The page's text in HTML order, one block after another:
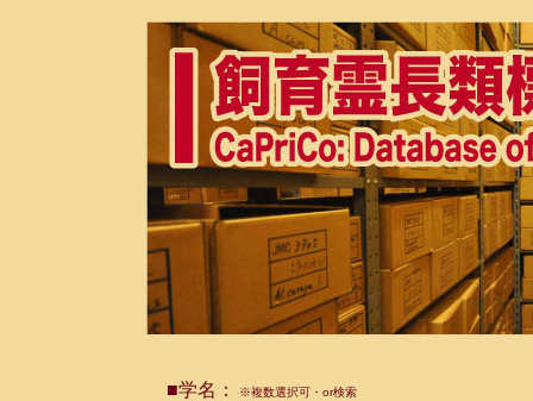
■学名： ※複数選択可・or検索